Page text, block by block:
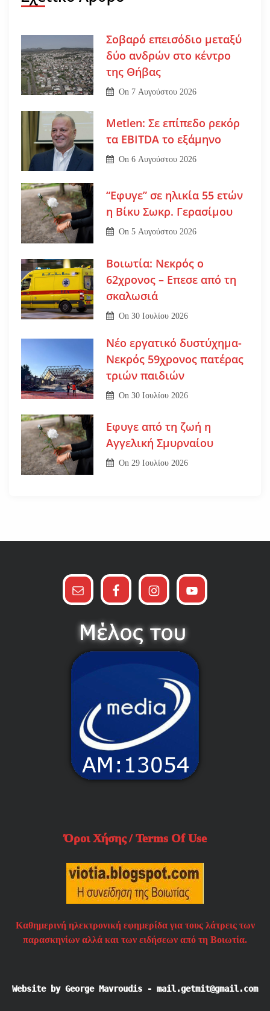
Σοβαρό επεισόδιο μεταξύ
δύο ανδρών στο κέντρο
της Θήβας
On 7 Αυγούστου 2026
Metlen: Σε επίπεδο ρεκόρ
τα EBITDA το εξάμηνο
On6 Αυγούστου 2026
“Εφυγε” σε ηλικία 55 ετών
η Βίκυ Σωκρ. Γερασίμου
On5 Αυγούστου 2026
Βοιωτία: Νεκρός ο
62χρονος – Επεσε από τη
σκαλωσιά
On30 Ιουλίου 2026
Νέο εργατικό δυστύχημα-
Νεκρός 59χρονος πατέρας
τριών παιδιών
On30 Ιουλίου 2026
Εφυγε από τη ζωή η
Αγγελική Σμυρναίου
On29 Ιουλίου 2026
Όροι Χήσης / Terms Of Use
Καθημερινή ηλεκτρονική εφημερίδα για τους λάτρεις των
παρασκηνίων αλλά και των ειδήσεων από τη Βοιωτία.
Website by George Mavroudis - mail.getmit@gmail.com